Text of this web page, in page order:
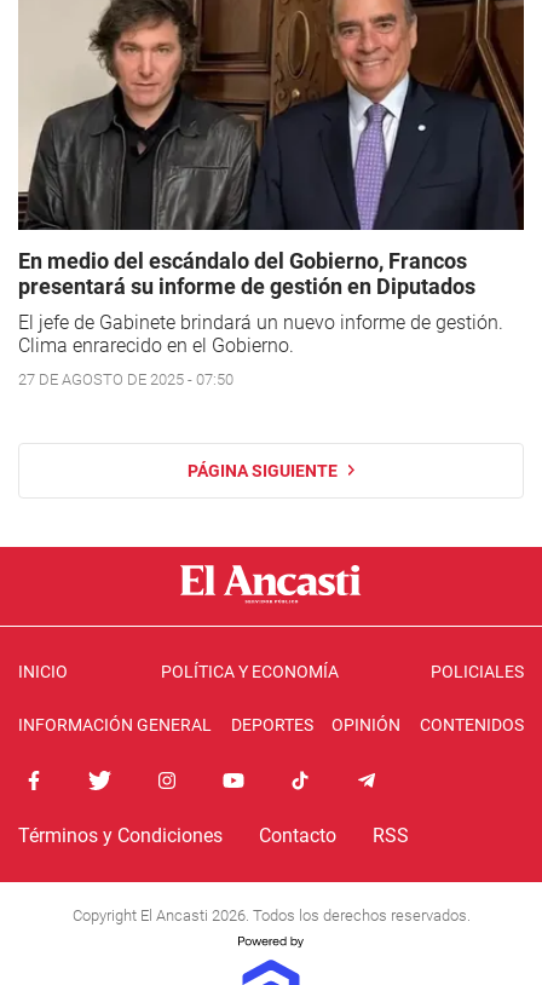
En medio del escándalo del Gobierno, Francos
presentará su informe de gestión en Diputados
El jefe de Gabinete brindará un nuevo informe de gestión.
Clima enrarecido en el Gobierno.
27 DE AGOSTO DE 2025 - 07:50
PÁGINA SIGUIENTE
INICIO POLÍTICA Y ECONOMÍA POLICIALES
INFORMACIÓN GENERAL DEPORTES OPINIÓN CONTENIDOS
Términos y Condiciones Contacto RSS
Copyright El Ancasti 2026. Todos los derechos reservados.